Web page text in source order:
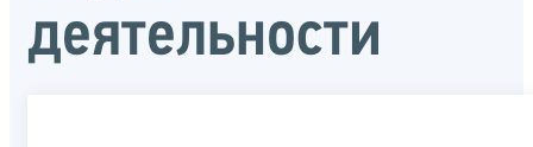
деятельности